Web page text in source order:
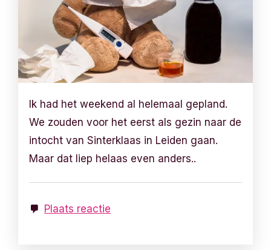
Ik had het weekend al helemaal gepland.
We zouden voor het eerst als gezin naar de
intocht van Sinterklaas in Leiden gaan.
Maar dat liep helaas even anders..
Plaats reactie